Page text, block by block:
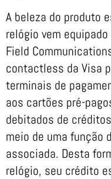
A beleza do produto
relógio vem
Field
contactless da Visa
terminais de
aos cartões pré-
debitados de
meio de uma função
associada. Desta
relógio, seu crédito